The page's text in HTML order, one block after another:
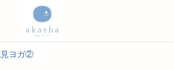
見ヨガ②